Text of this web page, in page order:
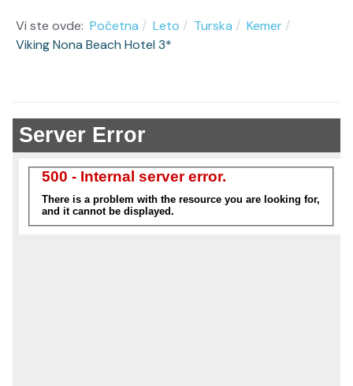
Vi ste ovde: Početna Leto Turska
Kemer
Viking Nona Beach Hotel 3*